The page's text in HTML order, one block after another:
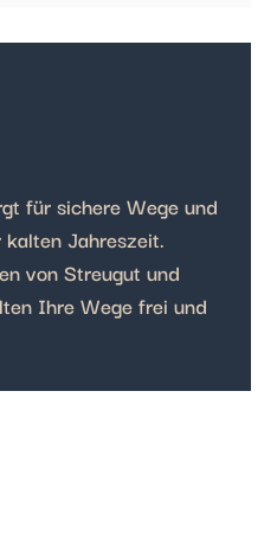
für sichere Wege und
Jahreszeit.
von Streugut und
Ihre Wege frei und